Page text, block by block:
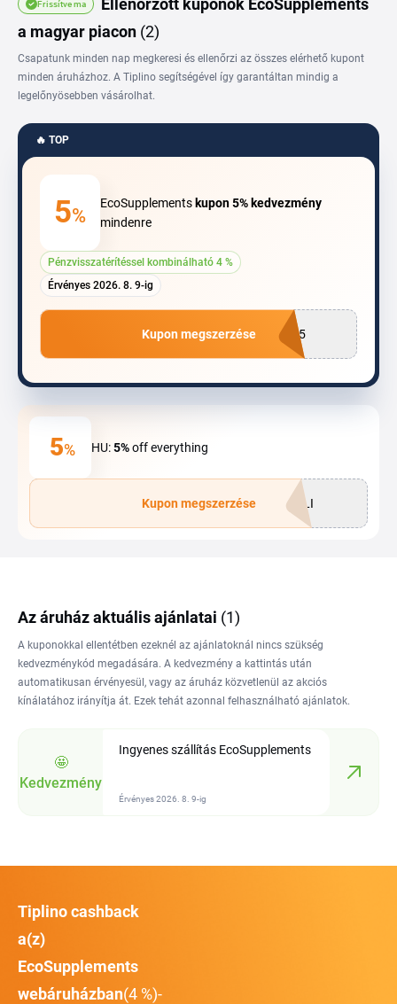
kupon alacsonyabb árat jelenthet a kosaradban.
Frissítve ma
Ellenőrzött kuponok EcoSupplements
a magyar piacon (2)
Csapatunk minden nap megkeresi és ellenőrzi az összes elérhető kupont
minden áruházhoz. A Tiplino segítségével így garantáltan mindig a
legelőnyösebben vásárolhat.
🔥 TOP
5%
EcoSupplements kupon5% kedvezmény
mindenre
Pénzvisszatérítéssel kombinálható 4 %
Érvényes 2026. 8. 9-ig
LI5
Kupon megszerzése
5% HU:5%off everything
PLI
Kupon megszerzése
Az áruház aktuális ajánlatai (1)
A kuponokkal ellentétben ezeknél az ajánlatoknál nincs szükség
kedvezménykód megadására. A kedvezmény a kattintás után
automatikusan érvényesül, vagy az áruház közvetlenül az akciós
kínálatához irányítja át. Ezek tehát azonnal felhasználható ajánlatok.
🤩
Kedvezmény
Ingyenes szállítás EcoSupplements
Érvényes 2026. 8. 9-ig
Tiplino cashback
a(z)
EcoSupplements
webáruházban(4 %)-